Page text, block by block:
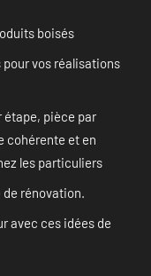
boisés
pour vos réalisations
étape, pièce par
cohérente et en
les particuliers
rénovation.
avec ces idées de